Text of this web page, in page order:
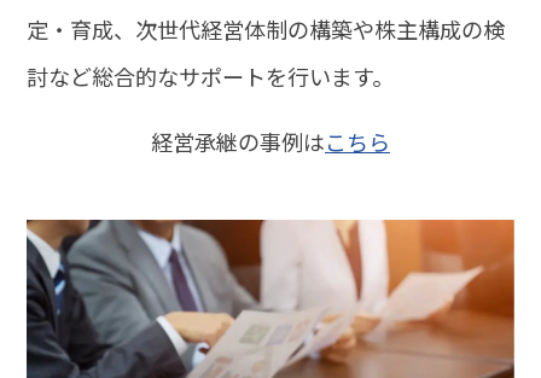
定・育成、次世代経営体制の構築や株主構成の検
討など総合的なサポートを行います。
経営承継の事例はこちら